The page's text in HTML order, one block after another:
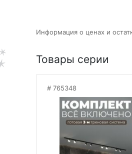
Информация о ценах и
Товары серии
765348